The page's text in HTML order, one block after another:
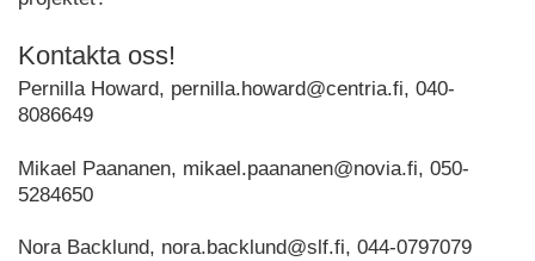
Kontakta oss!
Pernilla Howard, pernilla.howard@centria.fi, 040-
8086649
Mikael Paananen, mikael.paananen@novia.fi, 050-
5284650
Nora Backlund, nora.backlund@slf.fi, 044-0797079